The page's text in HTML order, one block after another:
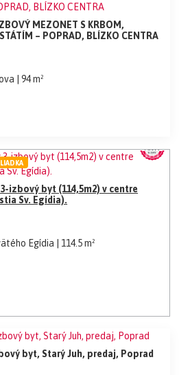
MEZONET S KRBOM,
– POPRAD, BLÍZKO CENTRA
| 94 m²
izbový byt (114,5m2) v centre
Sv. Egídia).
Egídia | 114.5 m²
byt, Starý Juh, predaj, Poprad